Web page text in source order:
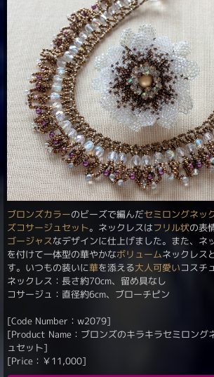
ブロンズカラーのビーズで編んだセミロングネッ
ズコサージュセット。ネックレスはフリル状の表
ゴージャスなデザインに仕上げました。また、ネ
を付けて一体型の華やかなボリュームネックレス
す。いつもの装いに華を添える大人可愛いコスチ
ネックレス：長さ約70cm、留め具なし
コサージュ：直径約6cm、ブローチピン
[Code Number：w2079]
[Product Name：ブロンズのキラキラセミロング
ュセット]
[Price： ￥11,000]